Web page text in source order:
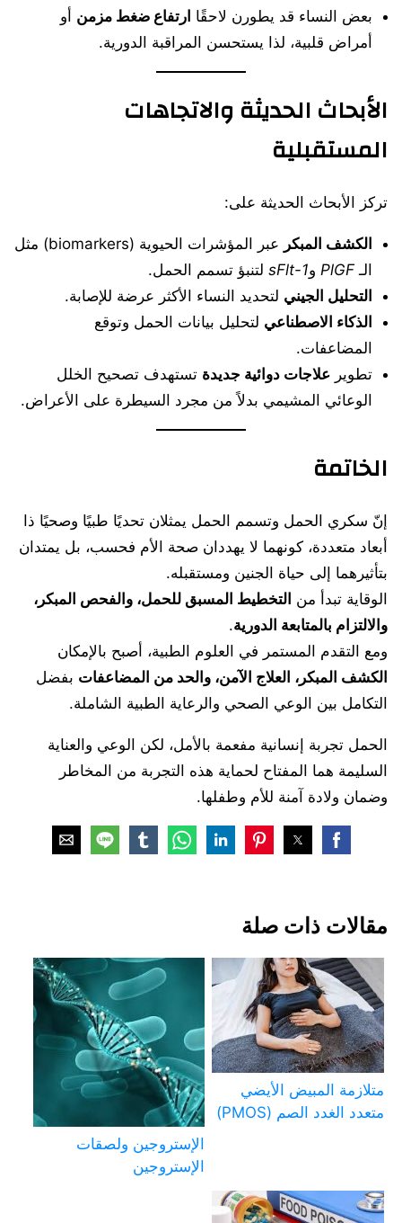
بعض النساء قد يطورن لاحقًا ارتفاع ضغط مزمن أو
أمراض قلبية، لذا يستحسن المراقبة الدورية.
الأبحاث الحديثة والاتجاهات
المستقبلية
تركز الأبحاث الحديثة على:
الكشف المبكر
عبر المؤشرات الحيوية (biomarkers) مثل
الـ PlGF وsFlt-1 لتنبؤ تسمم الحمل.
التحليل الجيني لتحديد النساء الأكثر عرضة للإصابة.
الذكاء الاصطناعي لتحليل بيانات الحمل وتوقع
المضاعفات.
تطوير علاجات دوائية جديدة تستهدف تصحيح الخلل
الوعائي المشيمي بدلاً من مجرد السيطرة على الأعراض.
الخاتمة
إنّ سكري الحمل وتسمم الحمل يمثلان تحديًا طبيًا وصحيًا ذا
أبعاد متعددة، كونهما لا يهددان صحة الأم فحسب، بل يمتدان
بتأثيرهما إلى حياة الجنين ومستقبله.
الوقاية تبدأ من التخطيط المسبق للحمل، والفحص المبكر،
والالتزام بالمتابعة الدورية.
ومع التقدم المستمر في العلوم الطبية، أصبح بالإمكان
الكشف المبكر، العلاج الآمن، والحد من المضاعفات بفضل
التكامل بين الوعي الصحي والرعاية الطبية الشاملة.
الحمل تجربة إنسانية مفعمة بالأمل، لكن الوعي والعناية
السليمة هما المفتاح لحماية هذه التجربة من المخاطر
وضمان ولادة آمنة للأم وطفلها.
مقالات ذات صلة
متلازمة المبيض الأيضي
متعدد الغدد الصم (PMOS)
الإستروجين ولصقات
الإستروجين